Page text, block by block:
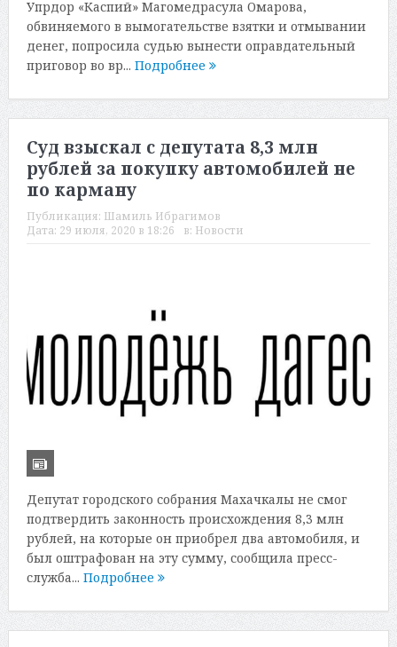
Упрдор «Каспий» Магомедрасула Омарова,
обвиняемого в вымогательстве взятки и отмывании
денег, попросила судью вынести оправдательный
приговор во вр... Подробнее
Суд взыскал с депутата 8,3 млн
рублей за покупку автомобилей не
по карману
Публикация: Шамиль Ибрагимов
Дата: 29 июля, 2020 в 18:26 в: Новости
Депутат городского собрания Махачкалы не смог
подтвердить законность происхождения 8,3 млн
рублей, на которые он приобрел два автомобиля, и
был оштрафован на эту сумму, сообщила пресс-
служба... Подробнее